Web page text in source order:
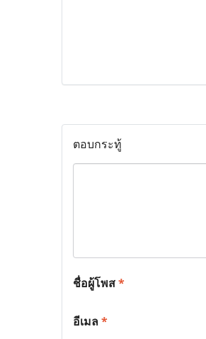
ตอบกระทู้
ชื่อผู้โพส*
อีเมล*